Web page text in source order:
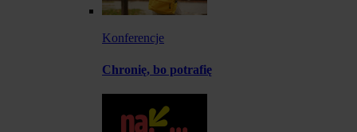
Konferencje
Chronię, bo potrafię